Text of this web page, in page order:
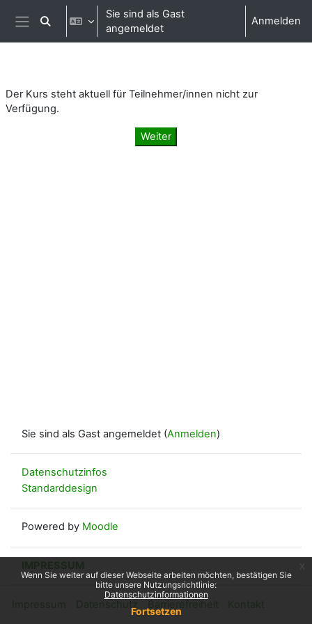
Zum Hauptinhalt
Wenn Sie weiter auf dieser Webseite arbeiten möchten, bestätigen Sie
bitte unsere Nutzungsrichtlinie:
Datenschutzinformationen
Fortsetzen
Website-Übersicht
Sucheingabe umschalten
Sie sind als Gast
angemeldet
Anmelden
Der Kurs steht aktuell für Teilnehmer/innen nicht zur
Verfügung.
Weiter
Sie sind als Gast angemeldet (Anmelden)
Datenschutzinfos
Standarddesign
Powered by Moodle
IMPRESSUM
Impressum Datenschutz Barrierefreiheit Kontakt